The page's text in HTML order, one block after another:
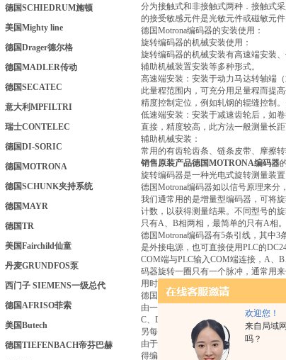
欢迎您！
来自局域
吗？
德国SCHIEDRUM施顿
美国Mighty line
德国Drager德尔格
德国MADLER传动
德国SECATEC
意大利MPFILTRI
瑞士CONTELEC
德国DI-SORIC
德国MOTRONA
德国SCHUNK夹持系统
德国MAYR
德国TR
美国Fairchild仙童
丹麦GRUNDFOS泵
西门子 SIEMENS一级总代
德国AFRISO菲索
美国Butech
德国TIEFENBACH帝芬巴赫
分为接触式和非接触式两种．接触式
的接受敏感元件是光敏元件或磁敏元
德国Motrona编码器的安装使用：
旋转编码器的机械安装使用：
旋转编码器的机械安装有高速端安装、
辅助机械装置安装等多种形式。
高速端安装：安装于动力马达转轴端
此量程范围内，可充分用足量程而提
精度控制定位，例如轧钢的辊缝控制
低速端安装：安装于减速齿轮后，如
直接，精度较高，此方法一般测量长
辅助机械安装：
常用的有齿轮齿条、链条皮带、摩擦转
销售原装产品德国MOTRONA编码器
旋转编码器是一种光电式旋转测量装
德国Motrona编码器如以信号原理来分
我们通常用的是增量型编码器，可将
计数，以获得测量结果。不同型号的
只有A、B相两相，最简单的只有A相。
德国Motrona编码器有5条引线，其中
是外接电源，也可直接使用PLC的
COM端与PLC输入COM端连接，A、
码器旋转一圈只有一个脉冲，通常用
用时要将屏蔽线接地，提高抗干扰性。
德国Motrona编码器的工作原理：
由一个中心有轴的光电码盘，其上有
C、D,每个正弦波相差90度相位差（
另每转输出一个Z相脉冲以代表零位参
由于A、B两相相差90度，可通过比较
得编码器的零位参考位。编码器码盘